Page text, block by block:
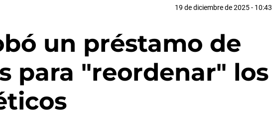
19 de diciembre de 2025 - 10:43
un préstamo de
para "reordenar" los